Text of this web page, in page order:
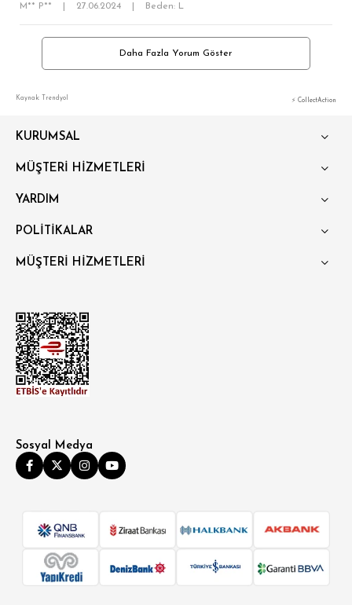
M** P** 27.06.2024 Beden: L
Daha Fazla Yorum Göster
Kaynak: Trendyol ⚡ CollectAction
KURUMSAL
MÜŞTERİ HİZMETLERİ
YARDIM
POLİTİKALAR
MÜŞTERİ HİZMETLERİ
Sosyal Medya